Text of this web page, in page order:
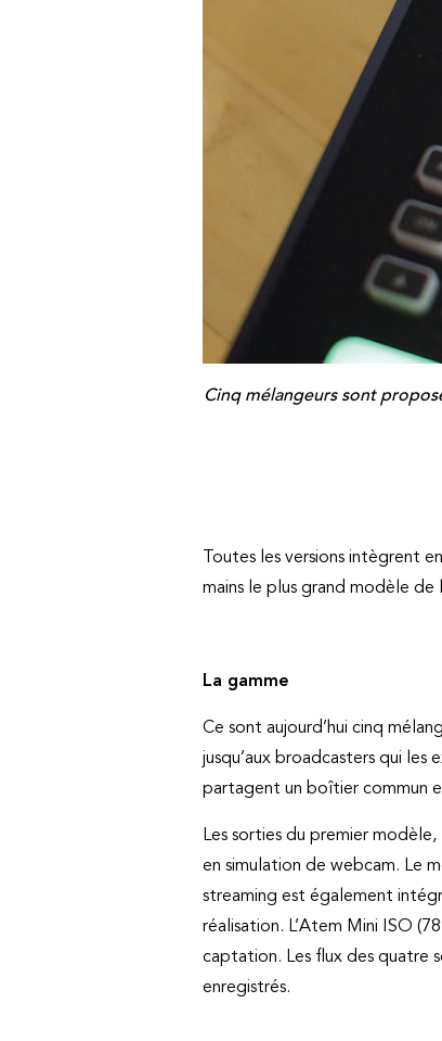
Cinq mélangeurs sont
Toutes les versions intègrent
mains le plus grand modèle de
La gamme
Ce sont aujourd’hui cinq
jusqu’aux broadcasters qui
partagent un boîtier commun
Les sorties du premier
en simulation de webcam. Le
streaming est également
réalisation. L’Atem Mini ISO
captation. Les flux des quatre
enregistrés.